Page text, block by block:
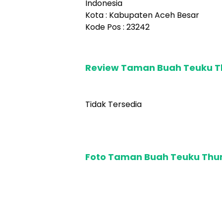
Indonesia
Kota : Kabupaten Aceh Besar
Kode Pos : 23242
Review Taman Buah Teuku
Tidak Tersedia
Foto Taman Buah Teuku